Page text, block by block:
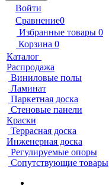
Войти
Сравнение0
Избранные товары 0
Корзина 0
Каталог
Распродажа
Виниловые полы
Ламинат
Паркетная доска
Стеновые панели
Краски
Террасная доска
Инженерная доска
Регулируемые опоры
Сопутствующие товары